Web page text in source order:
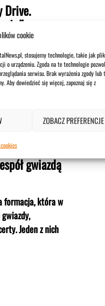
cookie
stosujemy technologie, takie jak
o urządzeniu. Zgoda na te technologie
serwisu. Brak wyrażenia zgody lub
Aby dowiedzieć się więcej, zapoznaj się z
ZOBACZ PREFERENCJE
Drive.
zespół, który
trasy i
wypalenia.
gwiazdą
formacja, która w
Jeden z nich